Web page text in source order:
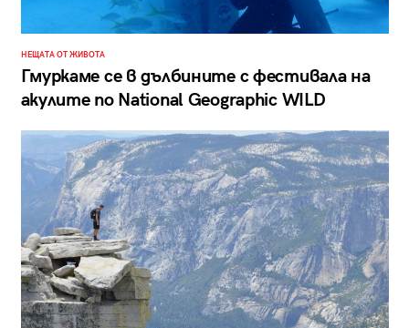
НЕЩАТА ОТ ЖИВОТА
Гмуркаме се в дълбините с фестивала на
акулите по National Geographic WILD